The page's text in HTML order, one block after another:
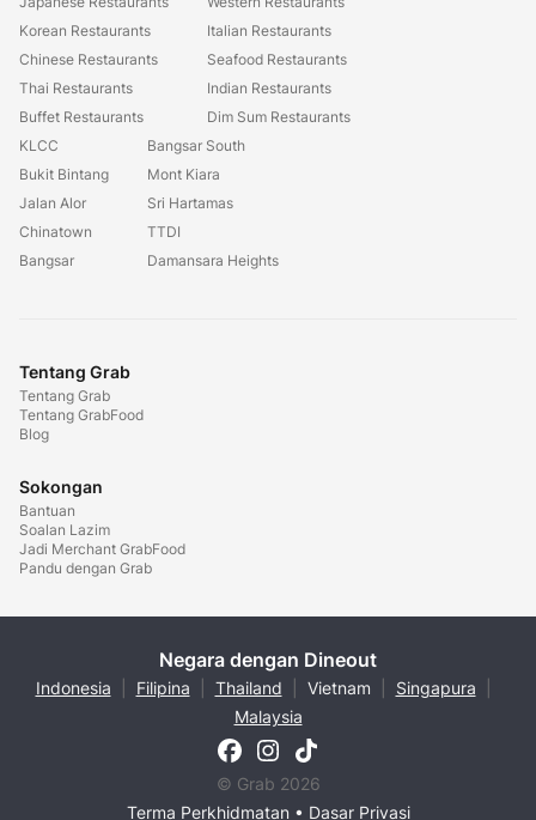
Korean Restaurants
Chinese Restaurants
Thai Restaurants
Buffet Restaurants
Italian Restaurants
Seafood Restaurants
Indian Restaurants
Dim Sum Restaurants
KLCC
Bukit Bintang
Jalan Alor
Chinatown
Bangsar
Bangsar South
Mont Kiara
Sri Hartamas
TTDI
Damansara Heights
Tentang Grab
Tentang Grab
Tentang GrabFood
Blog
Sokongan
Bantuan
Soalan Lazim
Jadi Merchant GrabFood
Pandu dengan Grab
Negara dengan Dineout
Indonesia Filipina Thailand Vietnam Singapura
Malaysia
© Grab 2026
Terma Perkhidmatan• Dasar Privasi